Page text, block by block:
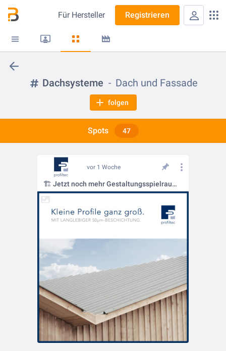
Für Hersteller Registrieren
Dachsysteme Dach und Fassade
folgen
Spots 47
vor 1 Woche
🏗️ Jetzt noch mehr Gestaltungsspielraum im Dachaufbau!